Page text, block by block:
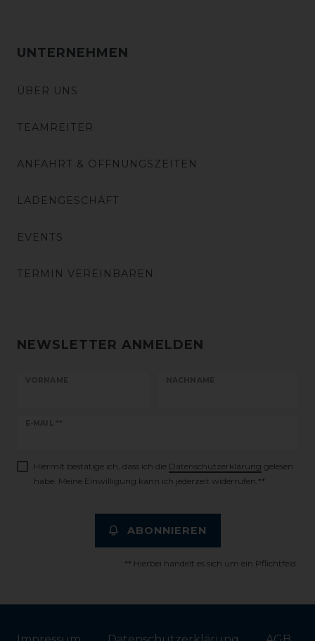
UNTERNEHMEN
ÜBER UNS
TEAMREITER
ANFAHRT & ÖFFNUNGSZEITEN
LADENGESCHÄFT
EVENTS
TERMIN VEREINBAREN
NEWSLETTER ANMELDEN
VORNAME NACHNAME
E-MAIL **
Newsletter
Hiermit bestätige ich, dass ich die Daten­schutz­erklärung gelesen
habe. Meine Einwilligung kann ich jederzeit widerrufen.**
ABONNIEREN
** Hierbei handelt es sich um ein Pflichtfeld.